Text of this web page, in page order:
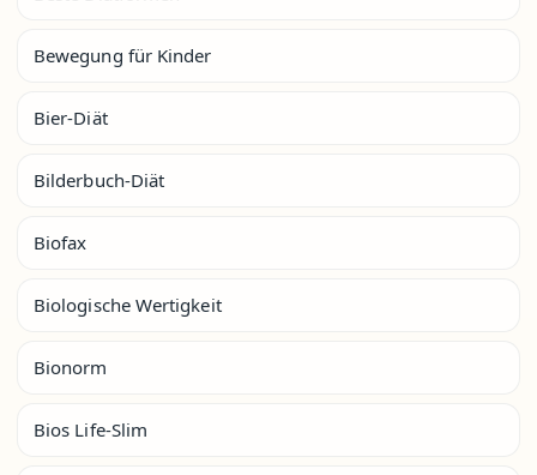
Bewegung für Kinder
Bier-Diät
Bilderbuch-Diät
Biofax
Biologische Wertigkeit
Bionorm
Bios Life-Slim